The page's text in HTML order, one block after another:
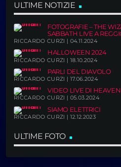
ULTIME NOTIZIE
FOTOGRAFIE – THE
SABBATH LIVE A
RICCARDO CURZI | 04.11.2024
HALLOWEEN 2024
RICCARDO CURZI | 18.10.2024
PARLI DEL DIAVOLO
RICCARDO CURZI | 17.06.2024
VIDEO LIVE DI
RICCARDO CURZI | 05.03.2024
SIAMO ELETTRICI
RICCARDO CURZI | 12.12.2023
ULTIME FOTO